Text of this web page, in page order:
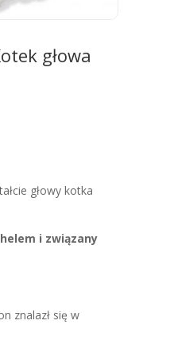
głowa
głowy kotka
i związany
znalazł się w